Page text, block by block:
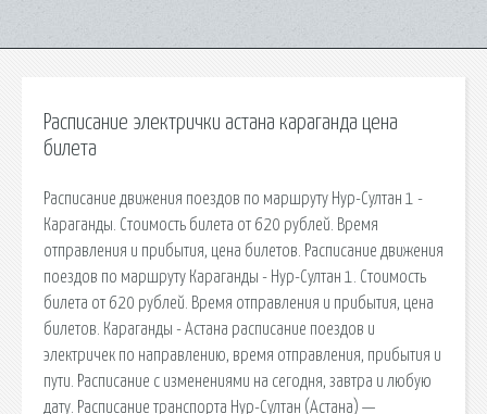
Расписание электрички астана караганда цена
билета
Расписание движения поездов по маршруту Нур-Султан 1 -
Караганды. Стоимость билета от 620 рублей. Время
отправления и прибытия, цена билетов. Расписание движения
поездов по маршруту Караганды - Нур-Султан 1. Стоимость
билета от 620 рублей. Время отправления и прибытия, цена
билетов. Караганды - Астана расписание поездов и
электричек по направлению, время отправления, прибытия и
пути. Расписание с изменениями на сегодня, завтра и любую
дату. Расписание транспорта Нур-Султан (Астана) —